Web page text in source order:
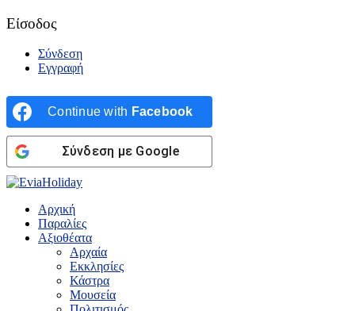
Είσοδος
Σύνδεση
Εγγραφή
Continue with Facebook
Σύνδεση με Google
Αρχική
Παραλίες
Αξιοθέατα
Αρχαία
Εκκλησίες
Κάστρα
Μουσεία